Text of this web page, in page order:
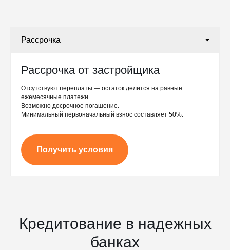
Рассрочка от застройщика
Отсутствуют переплаты — остаток делится на равные
ежемесячные платежи.
Возможно досрочное погашение.
Минимальный первоначальный взнос составляет 50%.
Получить условия
Кредитование в надежных
банках